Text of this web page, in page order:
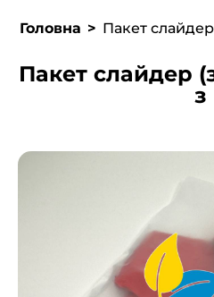
Головна Пакет
Пакет слайдер
з